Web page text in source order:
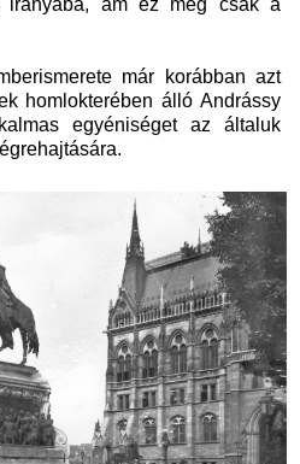
irányába, ám ez még csak a
már korábban azt
homlokterében álló Andrássy
egyéniséget az általuk